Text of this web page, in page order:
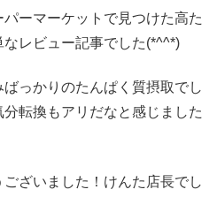
ーマーケットで見つけた高た
レビュー記事でした(*^^*)
っかりのたんぱく質摂取でし
転換もアリだなと感じました
ざいました！けんた店長でし